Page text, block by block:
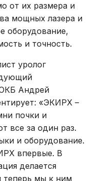
от их размера и
мощных лазера и
оборудование,
и точность.
уролог
Андрей
«ЭКИРХ –
почки и
все за один раз.
и оборудование.
впервые. В
делается
теперь мы к ним